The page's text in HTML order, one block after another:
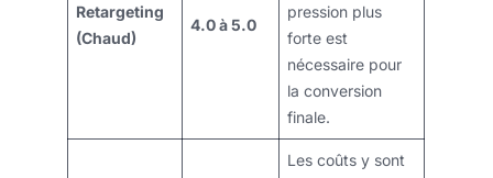
Retargeting
(Chaud)
4.0 à 5.0
pression plus
forte est
nécessaire pour
la conversion
finale.
Les coûts y sont